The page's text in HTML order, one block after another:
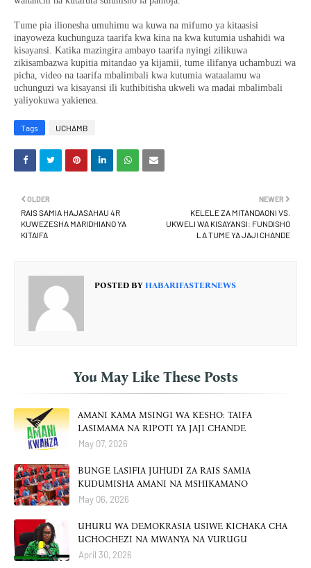
Tume pia ilionesha umuhimu wa kuwa na mifumo ya kitaasisi
inayoweza kuchunguza taarifa kwa kina na kwa kutumia ushahidi wa
kisayansi. Katika mazingira ambayo taarifa nyingi zilikuwa
zikisambazwa kupitia mitandao ya kijamii, tume ilifanya uchambuzi wa
picha, video na taarifa mbalimbali kwa kutumia wataalamu wa
uchunguzi wa kisayansi ili kuthibitisha ukweli wa madai mbalimbali
yaliyokuwa yakienea.
Tags UCHAMB
NEWER
KELELE ZA MITANDAONI VS.
UKWELI WA KISAYANSI: FUNDISHO
LA TUME YA JAJI CHANDE
OLDER
RAIS SAMIA HAJASAHAU 4R
KUWEZESHA MARIDHIANO YA
KITAIFA
POSTED BY HABARIFASTERNEWS
You May Like These Posts
AMANI KAMA MSINGI WA KESHO: TAIFA
LASIMAMA NA RIPOTI YA JAJI CHANDE
May 07, 2026
BUNGE LASIFIA JUHUDI ZA RAIS SAMIA
KUDUMISHA AMANI NA MSHIKAMANO
May 06, 2026
UHURU WA DEMOKRASIA USIWE KICHAKA CHA
UCHOCHEZI NA MWANYA NA VURUGU
April 30, 2026